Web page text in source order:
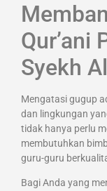
Qur’ani
Syekh
Mengatasi gugup
dan lingkungan
tidak hanya perlu
membutuhkan
guru-guru
Bagi Anda yang